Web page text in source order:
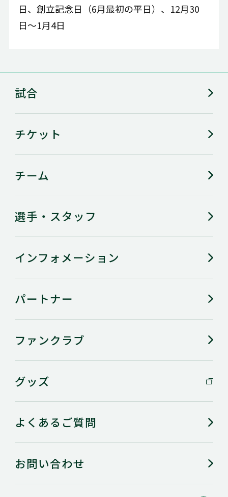
日、創立記念日（6月最初の平日）、12月30
日〜1月4日
試合
チケット
チーム
選手・スタッフ
インフォメーション
パートナー
ファンクラブ
グッズ
よくあるご質問
お問い合わせ